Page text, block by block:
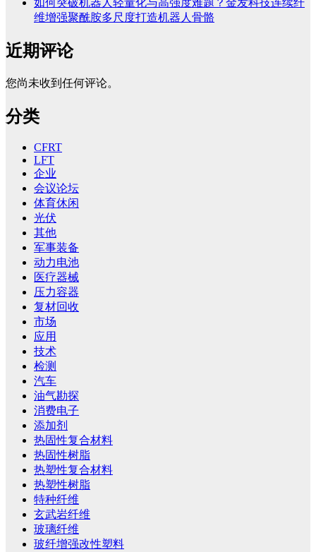
维增强聚酰胺多尺度打造机器人骨骼
近期评论
您尚未收到任何评论。
分类
CFRT
LFT
企业
会议论坛
体育休闲
光伏
其他
军事装备
动力电池
医疗器械
压力容器
复材回收
市场
应用
技术
检测
汽车
油气勘探
消费电子
添加剂
热固性复合材料
热固性树脂
热塑性复合材料
热塑性树脂
特种纤维
玄武岩纤维
玻璃纤维
玻纤增强改性塑料